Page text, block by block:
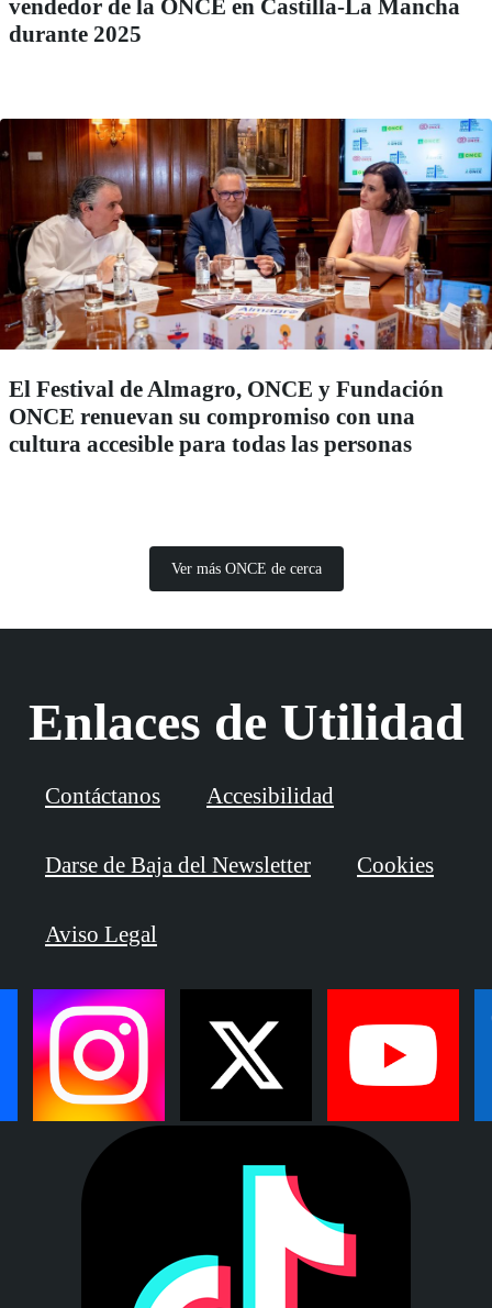
vendedor de la ONCE en Castilla-La Mancha
durante 2025
El Festival de Almagro, ONCE y Fundación
ONCE renuevan su compromiso con una
cultura accesible para todas las personas
Ver más ONCE de cerca
Enlaces de Utilidad
Contáctanos Accesibilidad
Darse de Baja del Newsletter Cookies
Aviso Legal